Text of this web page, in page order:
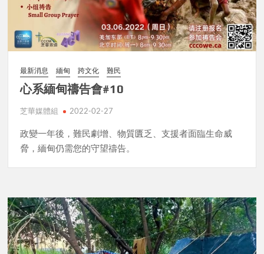
最新消息 緬甸 跨文化 難民
心系緬甸禱告會#10
芝華媒體組 2022-02-27
政變一年後，難民劇增、物質匱乏、支援者面臨生命威
脅，緬甸仍需您的守望禱告。